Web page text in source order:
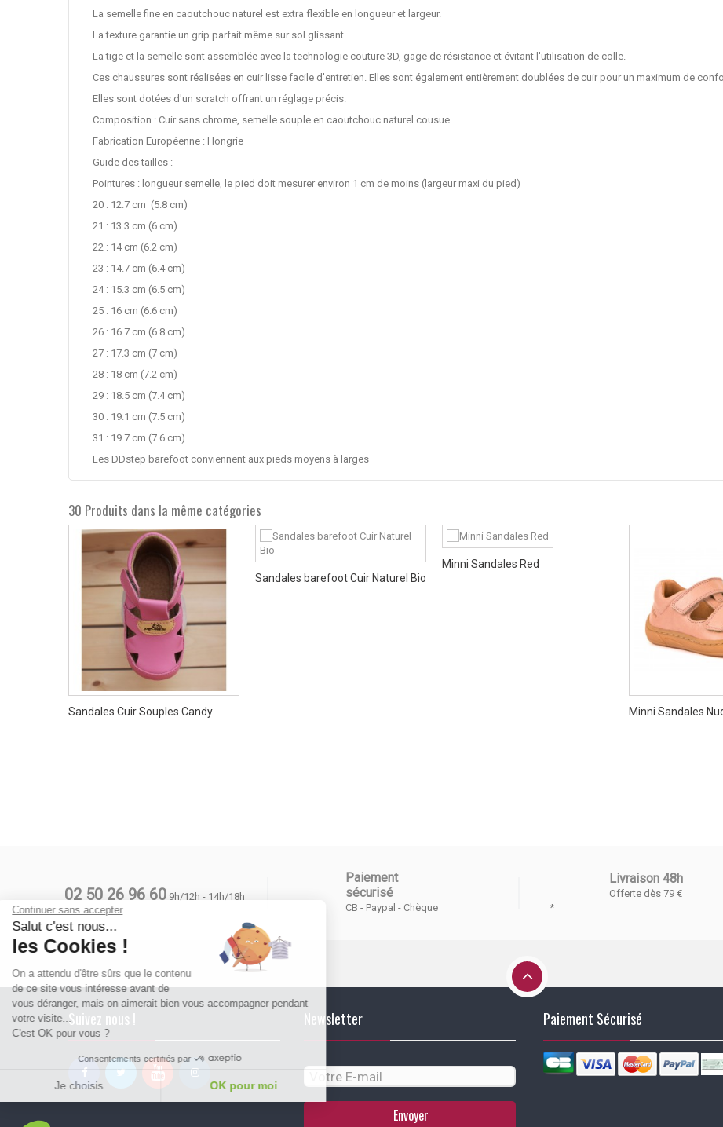
La semelle fine en caoutchouc naturel est extra flexible en longueur et largeur.
La texture garantie un grip parfait même sur sol glissant.
La tige et la semelle sont assemblée avec la technologie couture 3D, gage de résistance et évitant l'utilisation de colle.
Ces chaussures sont réalisées en cuir lisse facile d'entretien. Elles sont également entièrement doublées de cuir pour un maximum de
Elles sont dotées d'un scratch offrant un réglage précis.
Composition : Cuir sans chrome, semelle souple en caoutchouc naturel cousue
Fabrication Européenne : Hongrie
Guide des tailles :
Pointures : longueur semelle, le pied doit mesurer environ 1 cm de moins (largeur maxi du pied)
20 : 12.7 cm (5.8 cm)
21 : 13.3 cm (6 cm)
22 : 14 cm (6.2 cm)
23 : 14.7 cm (6.4 cm)
24 : 15.3 cm (6.5 cm)
25 : 16 cm (6.6 cm)
26 : 16.7 cm (6.8 cm)
27 : 17.3 cm (7 cm)
28 : 18 cm (7.2 cm)
29 : 18.5 cm (7.4 cm)
30 : 19.1 cm (7.5 cm)
31 : 19.7 cm (7.6 cm)
Les DDstep barefoot conviennent aux pieds moyens à larges
30 Produits dans la même catégories
Sandales Cuir Souples Candy
Sandales barefoot Cuir Naturel Bio
Minni Sandales Red
Minni Sandales
02 50 26 96 60 9h/12h - 14h/18h
Paiement
sécurisé
CB - Paypal - Chèque
Livraison 48h
Offerte dès 79 €
*
Suivez nous ! Newsletter
Envoyer
Paiement Sécurisé
Continuer sans accepter
Salut c'est nous...
les Cookies !
On a attendu d'être sûrs que le contenu
de ce site vous intéresse avant de
vous déranger, mais on aimerait bien vous accompagner pendant
votre visite...
C'est OK pour vous ?
Consentements certifiés par
Je choisis OK pour moi